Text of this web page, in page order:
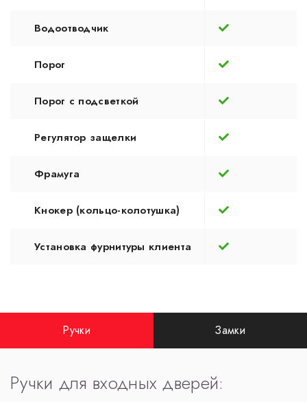
Водоотводчик
Порог
Порог с подсветкой
Регулятор защелки
Фрамуга
Кнокер (кольцо-колотушка)
Установка фурнитуры клиента
Ручки Замки
Ручки для входных дверей: